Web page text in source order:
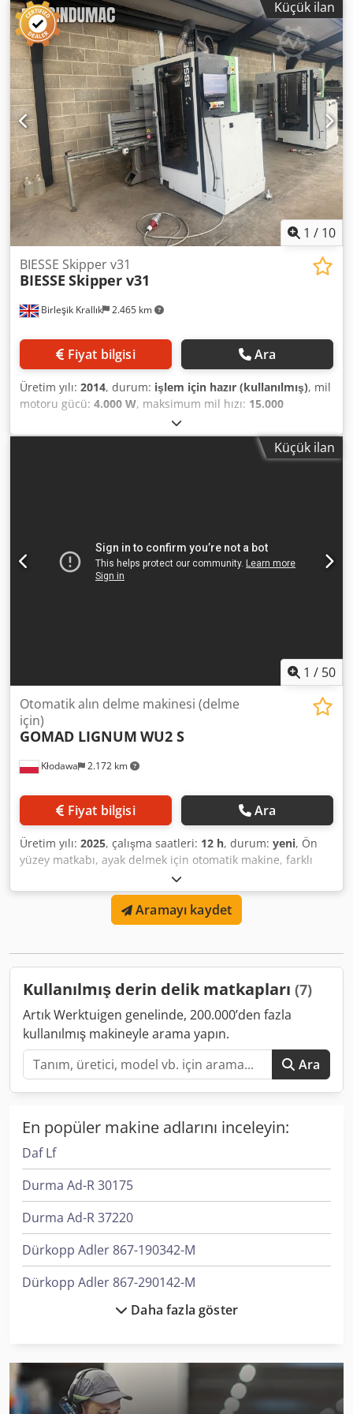
Küçük ilan
1 / 10
Birleşik Krallık 2.465 km
BIESSE Skipper v31
BIESSE Skipper v31
Fiyat bilgisi Ara
Üretim yılı: 2014, durum: işlem için hazır (kullanılmış), mil
motoru gücü: 4.000 W, maksimum mil hızı: 15.000
, Bu 3 eksenli BIESSE Skipper v31
2014 yılında üretilmiştir. Ana iş mili hızı 15.000 rpm olan
güçlü bir 12 kW makineye sahiptir. Makine, 16 delme mili
iletişime geçin. • Mevcut miktar: 2 adet • İşleme türü:
Delme ve frezeleme Dwodsy Ddn Tepfx Akgoa • Delme
milleri: Toplam 16 (10 dikey, 6 yatay) + kanal açma bıçağı •
Küçük ilan
1 / 50
Kłodawa 2.172 km
Otomatik alın delme makinesi (delme
için)
GOMAD LIGNUM WU2 S
Fiyat bilgisi Ara
Üretim yılı: 2025, çalışma saatleri: 12 h, durum: yeni, Ön
yüzey matkabı, ayak delmek için otomatik makine, farklı
açılarda, sallanır masa ile. Talaş çıkarmalı üçlü delme,
makine çeşitli ayar ve konfigürasyonlarda çalışabilir. Geçişli
delme için kullanılır. Dwodpfx Ajxb Elxokgsa
Aramayı kaydet
Kullanılmış derin delik matkapları (7)
Artık Werktuigen genelinde, 200.000’den fazla
kullanılmış makineyle arama yapın.
Ara
En popüler makine adlarını inceleyin:
Daf Lf
Durma Ad-R 30175
Durma Ad-R 37220
Dürkopp Adler 867-190342-M
Dürkopp Adler 867-290142-M
Kapema Bm 25
Daha fazla göster